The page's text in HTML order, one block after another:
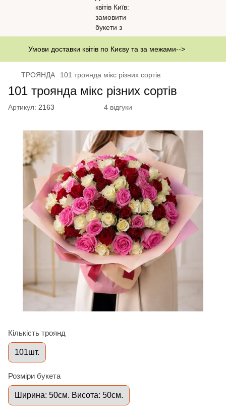
Умови доставки квітів по Києву та за межами-->
ТРОЯНДА 101 троянда мікс різних сортів
101 троянда мікс різних сортів
Артикул: 2163 4 відгуки
Кількість троянд
101шт.
Розміри букета
Ширина: 50см. Висота: 50см.